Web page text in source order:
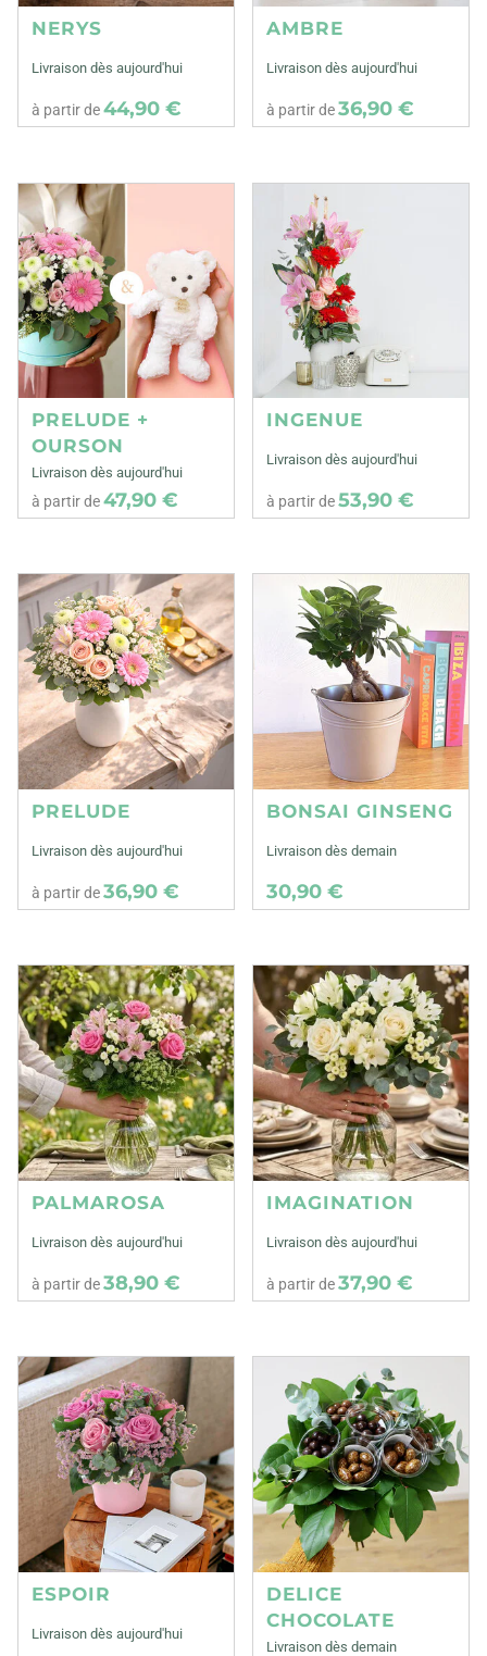
NERYS
Livraison dès aujourd'hui
à partir de44,90 €
AMBRE
Livraison dès aujourd'hui
à partir de36,90 €
PRELUDE +
OURSON
Livraison dès aujourd'hui
à partir de47,90 €
INGENUE
Livraison dès aujourd'hui
à partir de53,90 €
PRELUDE
Livraison dès aujourd'hui
à partir de36,90 €
BONSAI GINSENG
Livraison dès demain
30,90 €
PALMAROSA
Livraison dès aujourd'hui
à partir de38,90 €
IMAGINATION
Livraison dès aujourd'hui
à partir de37,90 €
ESPOIR
Livraison dès aujourd'hui
DELICE
CHOCOLATE
Livraison dès demain